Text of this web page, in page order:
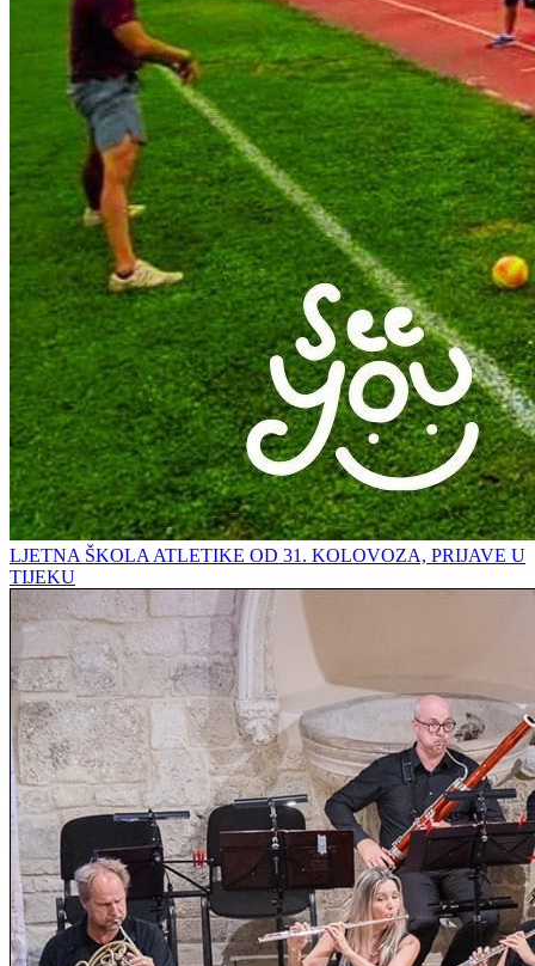
LJETNA ŠKOLA ATLETIKE OD 31. KOLOVOZA, PRIJAVE U
TIJEKU